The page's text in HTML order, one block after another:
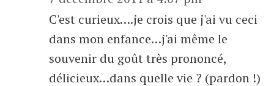
C'est curieux….je crois que j'ai vu ceci
dans mon enfance…j'ai même le
souvenir du goût très prononcé,
délicieux…dans quelle vie ? (pardon !)